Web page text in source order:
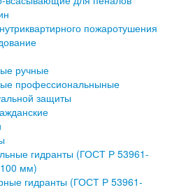
пожаротушения
ручные
профессиональныные
защиты
гидранты (ГОСТ Р 53961-
мм)
гидранты (ГОСТ Р 53961-